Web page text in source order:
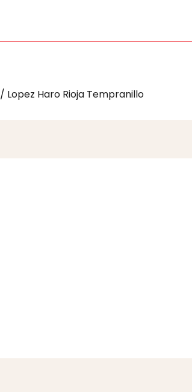
/ Lopez Haro Rioja Tempranillo